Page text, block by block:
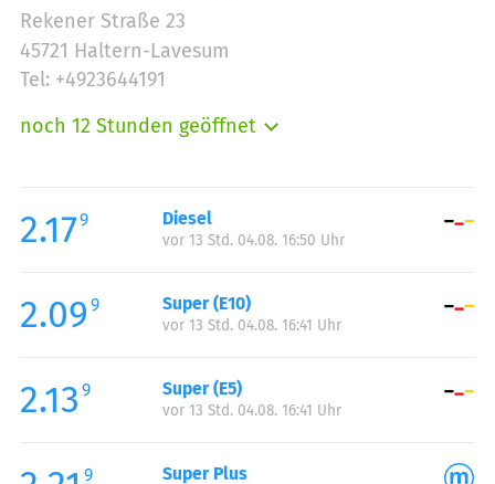
Rekener Straße 23
45721 Haltern-Lavesum
Tel: +4923644191
noch 12 Stunden geöffnet
Mittwoch:
05:00-21:00
Donnerstag:
Samstag:
07:00-20:00
Sonntag:
2.179 Diesel
vor 13 Std. 04.08. 16:50 Uhr
2.09 9 Super (E10)
vor 13 Std. 04.08. 16:41 Uhr
2.13 9 Super (E5)
vor 13 Std. 04.08. 16:41 Uhr
9 Super Plus